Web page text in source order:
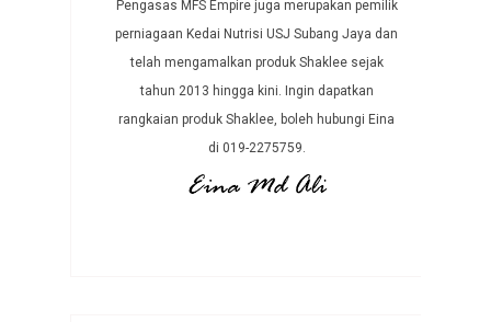
Pengasas MFS Empire juga merupakan pemilik
perniagaan Kedai Nutrisi USJ Subang Jaya dan
telah mengamalkan produk Shaklee sejak
tahun 2013 hingga kini. Ingin dapatkan
rangkaian produk Shaklee, boleh hubungi Eina
di 019-2275759.